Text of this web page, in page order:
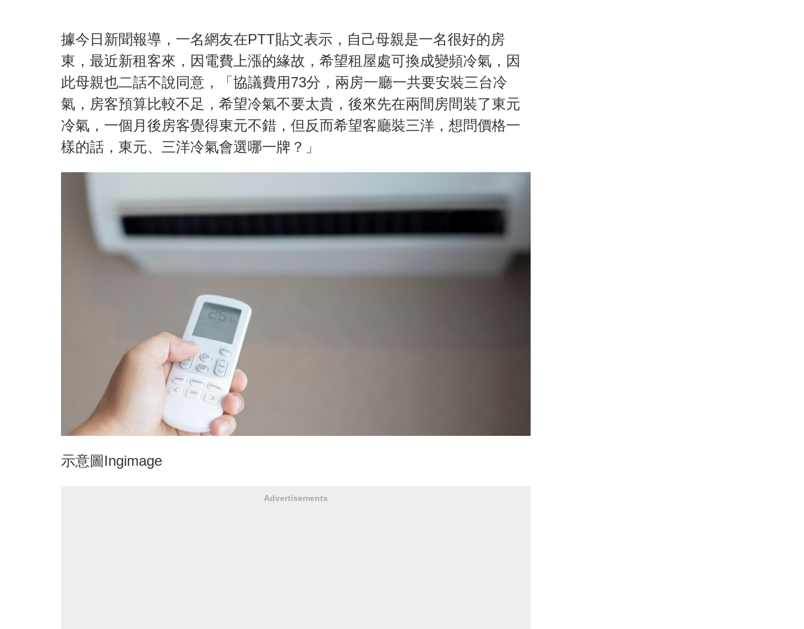
據今日新聞報導，一名網友在PTT貼文表示，自己母親是一名很好的房
東，最近新租客來，因電費上漲的緣故，希望租屋處可換成變頻冷氣，因
此母親也二話不說同意，「協議費用73分，兩房一廳一共要安裝三台冷
氣，房客預算比較不足，希望冷氣不要太貴，後來先在兩間房間裝了東元
冷氣，一個月後房客覺得東元不錯，但反而希望客廳裝三洋，想問價格一
樣的話，東元、三洋冷氣會選哪一牌？」
示意圖Ingimage
Advertisements